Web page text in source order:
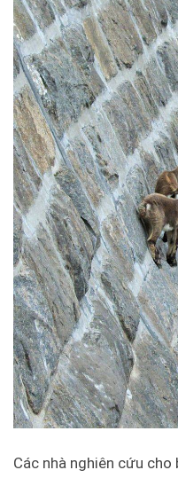
Các nhà nghiên cứu